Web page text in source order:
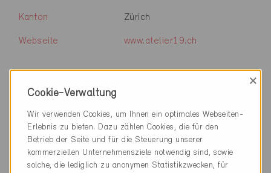
Kanton Zürich
Webseite www.atelier19.ch
Firma
PLZ 1618
Ort Châtel-St-Denis
Kanton Freiburg
Cookie-Verwaltung
×
Wir verwenden Cookies, um Ihnen ein optimales Webseiten-
Erlebnis zu bieten. Dazu zählen Cookies, die für den
Betrieb der Seite und für die Steuerung unserer
kommerziellen Unternehmensziele notwendig sind, sowie
solche, die lediglich zu anonymen Statistikzwecken, für